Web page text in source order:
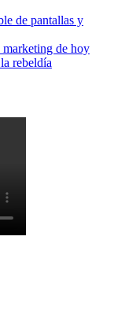
de pantallas y
marketing de hoy
rebeldía